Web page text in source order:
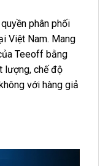
phân phối
Việt Nam. Mang
Teeoff bằng
lượng, chế độ
với hàng giả